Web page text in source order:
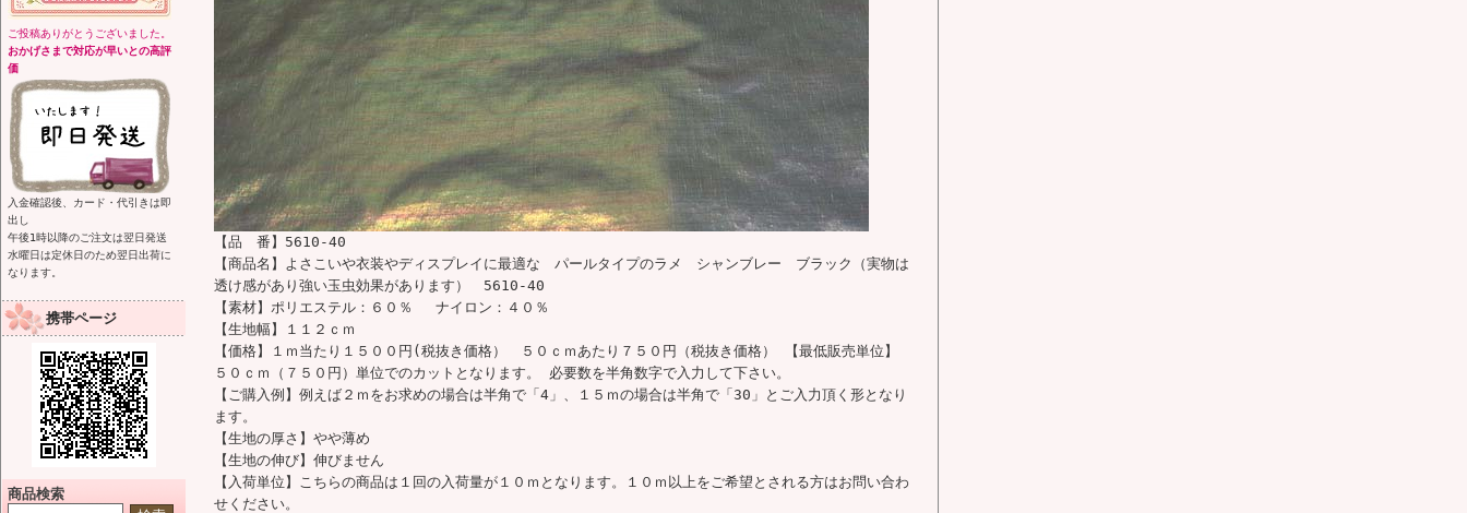
ご投稿ありがとうございました。
おかげさまで対応が早いとの高評
価
入金確認後、カード・代引きは即
出し
午後1時以降のご注文は翌日発送
水曜日は定休日のため翌日出荷に
なります。
携帯ページ
商品検索
【品 番】5610-40
【商品名】よさこいや衣装やディスプレイに最適な パールタイプのラメ シャンブレー ブラック（実物は
透け感があり強い玉虫効果があります） 5610-40
【素材】ポリエステル：６０％ ナイロン：４０％
【生地幅】１１２ｃｍ
【価格】１ｍ当たり１５００円(税抜き価格） ５０ｃｍあたり７５０円（税抜き価格） 【最低販売単位】
５０ｃｍ（７５０円）単位でのカットとなります。 必要数を半角数字で入力して下さい。
【ご購入例】例えば２ｍをお求めの場合は半角で「4」、１５ｍの場合は半角で「30」とご入力頂く形となり
ます。
【生地の厚さ】やや薄め
【生地の伸び】伸びません
【入荷単位】こちらの商品は１回の入荷量が１０ｍとなります。１０ｍ以上をご希望とされる方はお問い合わ
せください。